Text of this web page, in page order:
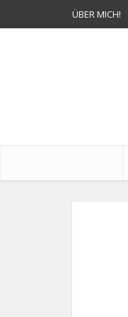
ÜBER MICH!